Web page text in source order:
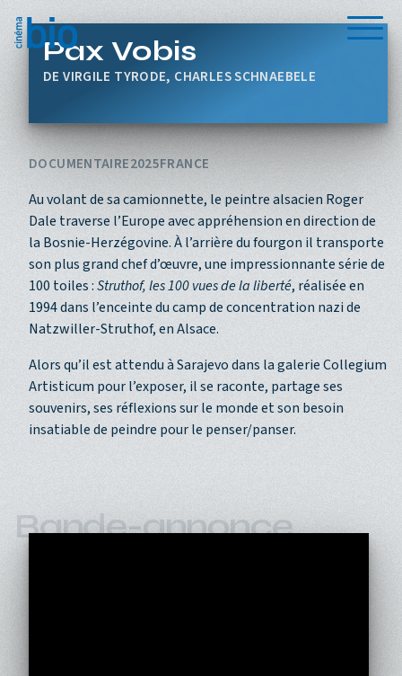
Pax Vobis
VIRGILE TYRODE, CHARLES SCHNAEBELE
DOCUMENTAIRE2025FRANCE
Au volant de sa camionnette, le peintre alsacien Roger
Dale traverse l’Europe avec appréhension en direction de
la Bosnie-Herzégovine. À l’arrière du fourgon il transporte
son plus grand chef d’œuvre, une impressionnante série de
100 toiles :Struthof, les 100 vues de la liberté, réalisée en
1994 dans l’enceinte du camp de concentration nazi de
Natzwiller-Struthof, en Alsace.
Alors qu’il est attendu à Sarajevo dans la galerie Collegium
Artisticum pour l’exposer, il se raconte, partage ses
souvenirs, ses réflexions sur le monde et son besoin
insatiable de peindre pour le penser/panser.
Bande-annonce